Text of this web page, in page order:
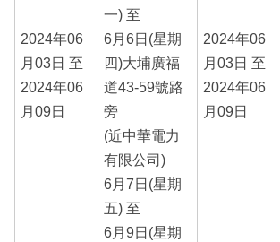
2024年06
月03日 至
2024年06
月09日
一) 至
6月6日(星期
四)大埔廣福
道43-59號路
旁
(近中華電力
有限公司)
6月7日(星期
五) 至
6月9日(星期
2024年06
月03日 至
2024年06
月09日